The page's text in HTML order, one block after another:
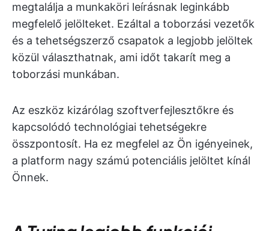
megtalálja a munkaköri leírásnak leginkább
megfelelő jelölteket. Ezáltal a toborzási vezetők
és a tehetségszerző csapatok a legjobb jelöltek
közül választhatnak, ami időt takarít meg a
toborzási munkában.
Az eszköz kizárólag szoftverfejlesztőkre és
kapcsolódó technológiai tehetségekre
összpontosít. Ha ez megfelel az Ön igényeinek,
a platform nagy számú potenciális jelöltet kínál
Önnek.